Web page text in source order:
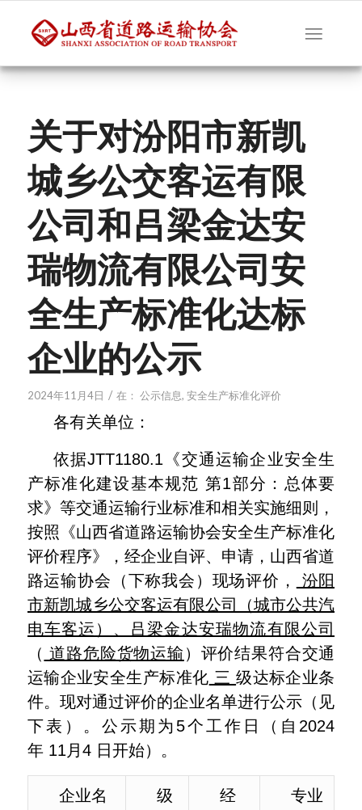
关于对汾阳市新凯
城乡公交客运有限
公司和吕梁金达安
瑞物流有限公司安
全生产标准化达标
企业的公示
2024年11月4日 / 在： 公示信息, 安全生产标准化评价
各有关单位：
依据JTT1180.1《交通运输企业安全生
产标准化建设基本规范 第1部分：总体要
求》等交通运输行业标准和相关实施细则，
按照《山西省道路运输协会安全生产标准化
评价程序》，经企业自评、申请，山西省道
路运输协会（下称我会）现场评价，
汾阳
市新凯城乡公交客运有限公司（城市公共汽
电车客运）、吕梁金达安瑞物流有限公司
（ 道路危险货物运输 ）评价结果符合交通
运输企业安全生产标准化 三级达标企业条
件。现对通过评价的企业名单进行公示（见
下表）。公示期为5个工作日（自2024
年 11月4 日开始）。
企业名
级
经
专业